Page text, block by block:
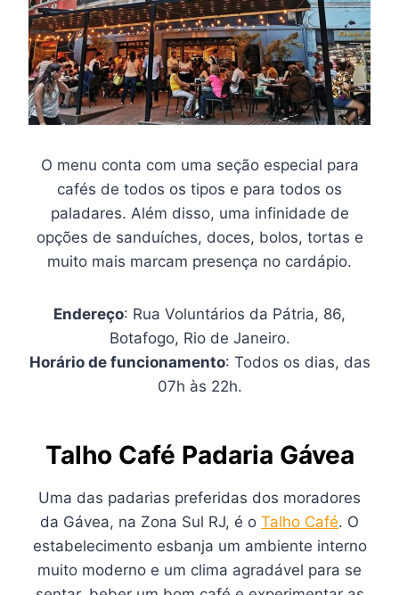
O menu conta com uma seção especial para
cafés de todos os tipos e para todos os
paladares. Além disso, uma infinidade de
opções de sanduíches, doces, bolos, tortas e
muito mais marcam presença no cardápio.
Endereço: Rua Voluntários da Pátria, 86,
Botafogo, Rio de Janeiro.
Horário de funcionamento: Todos os dias, das
07h às 22h.
Talho Café Padaria Gávea
Uma das padarias preferidas dos moradores
da Gávea, na Zona Sul RJ, é o Talho Café. O
estabelecimento esbanja um ambiente interno
muito moderno e um clima agradável para se